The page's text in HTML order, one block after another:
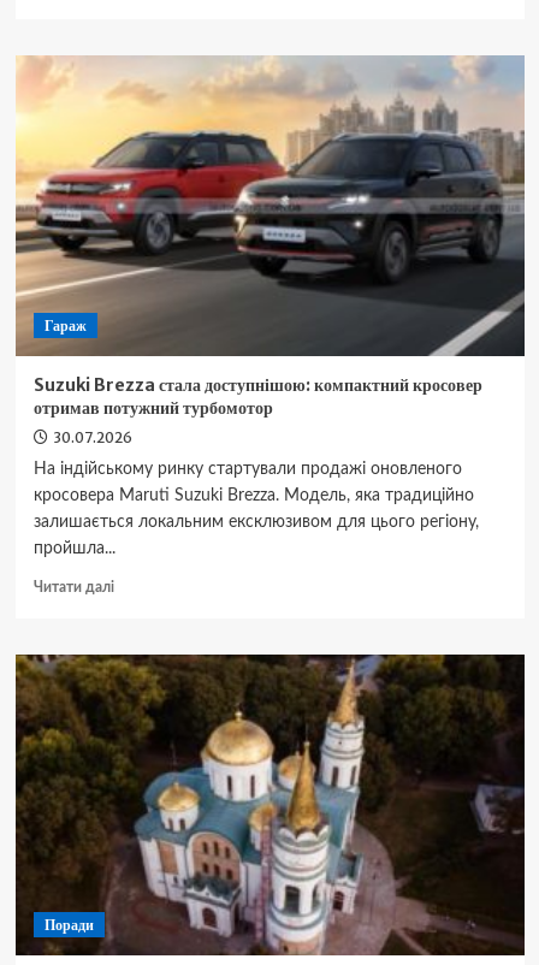
симптомів
кишківника
продукти,
що
допоможуть
відновити
травлення
Гараж
Suzuki Brezza стала доступнішою: компактний кросовер
отримав потужний турбомотор
30.07.2026
На індійському ринку стартували продажі оновленого
кросовера Maruti Suzuki Brezza. Модель, яка традиційно
залишається локальним ексклюзивом для цього регіону,
пройшла...
Читати даліДокладніше
Brezza
стала
доступнішою:
компактний
кросовер
отримав
потужний
турбомотор
Поради